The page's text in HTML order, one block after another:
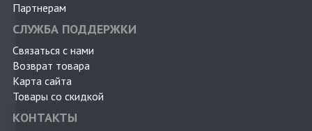
Партнерам
СЛУЖБА ПОДДЕРЖКИ
Связаться с нами
Возврат товара
Карта сайта
Товары со скидкой
КОНТАКТЫ